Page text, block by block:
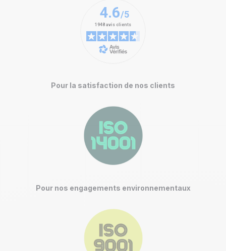
Pour la satisfaction de nos clients
Pour nos engagements environnementaux